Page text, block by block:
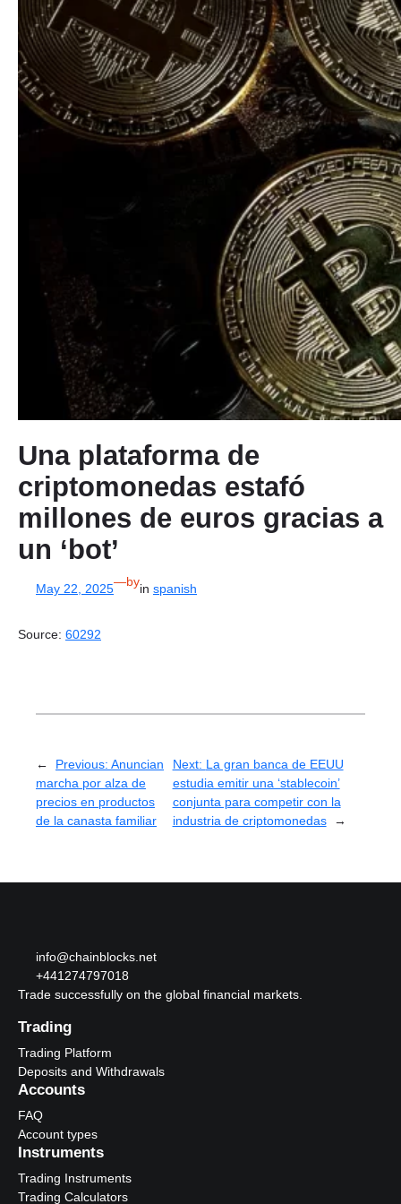
Una plataforma de
criptomonedas estafó
millones de euros gracias a
un ‘bot’
May 22, 2025—byin spanish
Source: 60292
← Previous: Anuncian
marcha por alza de
precios en productos
de la canasta familiar
Next: La gran banca de EEUU
estudia emitir una ‘stablecoin’
conjunta para competir con la
industria de criptomonedas
→
info@chainblocks.net
+441274797018
Trade successfully on the global financial markets.
Trading
Trading Platform
Deposits and Withdrawals
Accounts
FAQ
Account types
Instruments
Trading Instruments
Trading Calculators